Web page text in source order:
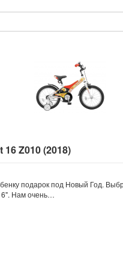
16 Z010 (2018)
подарок под Новый Год.
Нам очень…